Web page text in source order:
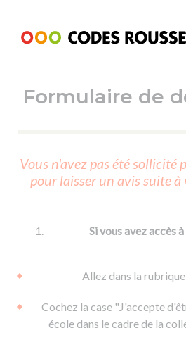
ESPACE ÉLÈVE
Code de la
Passer l'ASSR
Réviser le code
Passer l'ETM
Permis voiture
Permis remorque
Permis & handicap
d'apprentissage
De la conduite en voiture
De la conduite à moto
Formations
Permis poids lourd
Formulaire de
Vous n'avez pas été sollicité
pour laisser un avis suite
Si vous avez accès
Allez dans la
Cochez la case "J'accepte
école dans le cadre de la